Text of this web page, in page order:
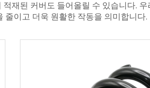
재된 커버도 들어올릴 수 있습니다.
줄이고 더욱 원활한 작동을 의미합니다.